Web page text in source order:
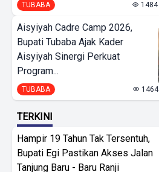
TUBABA 1484
Aisyiyah Cadre Camp 2026,
Bupati Tubaba Ajak Kader
Aisyiyah Sinergi Perkuat
Program...
TUBABA 1464
TERKINI
Hampir 19 Tahun Tak Tersentuh,
Bupati Egi Pastikan Akses Jalan
Tanjung Baru - Baru Ranji